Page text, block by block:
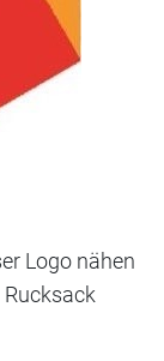
Logo nähen